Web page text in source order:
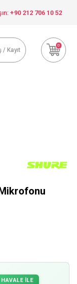
+90 212 706 10 52
/ Kayıt
0
HAVALE İLE